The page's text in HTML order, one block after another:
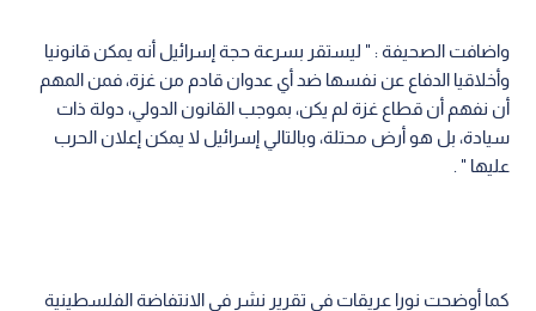
واضافت الصحيفة : " ليستقر بسرعة حجة إسرائيل أنه يمكن قانونيا
وأخلاقيا الدفاع عن نفسها ضد أي عدوان قادم من غزة، فمن المهم
أن نفهم أن قطاع غزة لم يكن، بموجب القانون الدولي، دولة ذات
سيادة، بل هو أرض محتلة، وبالتالي إسرائيل لا يمكن إعلان الحرب
عليها " .
كما أوضحت نورا عريقات في تقرير نشر في الانتفاضة الفلسطينية